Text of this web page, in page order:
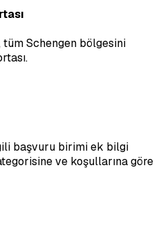
Schengen bölgesini
başvuru birimi ek bilgi
ve koşullarına göre